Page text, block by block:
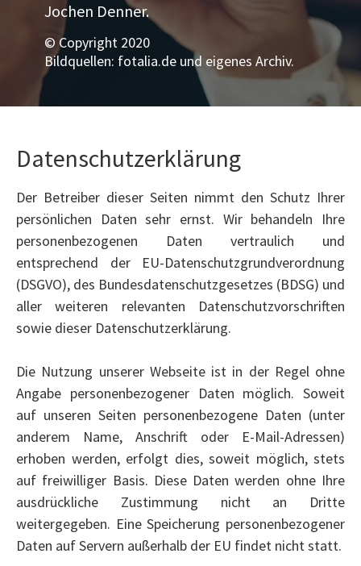
Jochen Denner.
© Copyright 2020
Bildquellen: fotalia.de und eigenes Archiv.
Datenschutzerklärung
Der Betreiber dieser Seiten nimmt den Schutz Ihrer
persönlichen Daten sehr ernst. Wir behandeln Ihre
personenbezogenen Daten vertraulich und
entsprechend der EU-Datenschutzgrundverordnung
(DSGVO), des Bundesdatenschutzgesetzes (BDSG) und
aller weiteren relevanten Datenschutzvorschriften
sowie dieser Datenschutzerklärung.
Die Nutzung unserer Webseite ist in der Regel ohne
Angabe personenbezogener Daten möglich. Soweit
auf unseren Seiten personenbezogene Daten (unter
anderem Name, Anschrift oder E-Mail-Adressen)
erhoben werden, erfolgt dies, soweit möglich, stets
auf freiwilliger Basis. Diese Daten werden ohne Ihre
ausdrückliche Zustimmung nicht an Dritte
weitergegeben. Eine Speicherung personenbezogener
Daten auf Servern außerhalb der EU findet nicht statt.